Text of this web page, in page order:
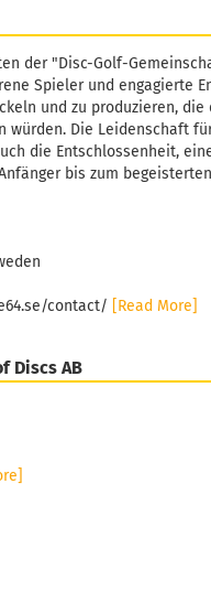
der "Disc-Golf-
Spieler und engagierte
und zu produzieren,
würden. Die Leidenschaft
die Entschlossenheit,
bis zum
contact/ [Read More]
Discs AB